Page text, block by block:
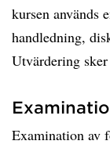
kursen används
handledning,
Utvärdering
Examination av